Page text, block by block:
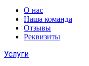
О нас
Наша команда
Отзывы
Реквизиты
Услуги